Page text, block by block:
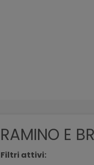
RAMINO E
Filtri attivi: